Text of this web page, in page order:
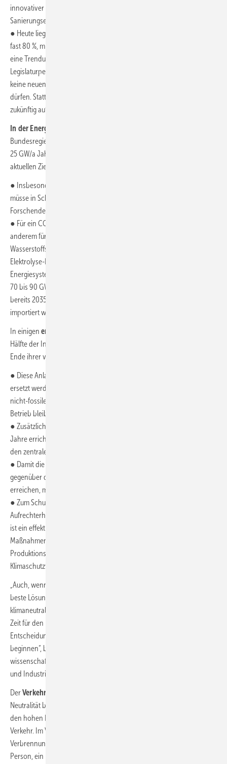
innovativer Verfahren, wie industrieller Vorfertigung von
Sanierungselementen, reicht.
● Heute liegt der Anteil an installierten fossilen Heizungen noch bei
fast 80 %, mit der Zielsetzung CO
eine Trendumkehr erfolgen. Spätestens in der nächsten
Legislaturperiode müsste die Entscheidung getroffen werden, dass
keine neuen fossil befeuerten Heizungen mehr installiert werden
dürfen. Stattdessen sollte der Fokus bei neu eingebauten Heizungen
zukünftig auf Wärmepumpen liegen.
In der Energiewirtschaft
Bundesregierung von Wind- und Solarenergie insgesamt mindestens
25 GW/a Jahr betragen – mehr als eine Verdopplung gegenüber den
aktuellen Zielen der Regierung.
● Insbesondere der Ausbau der Windenergie an Land (Onshore)
müsse in Schwung gebracht werden ­– hier sind nach Ansicht der
Forschenden mindestens 7 oder besser 10 GW/a erforderlich.
● Für ein CO
anderem für die Stahlerzeugung – unerlässlich. Bisher sieht die
Wasserstoffstrategie der Bundesregierung frühestens 2035 eine
Elektrolyse-Leistung von lediglich 10 GW vor. Für ein klimaneutrales
Energiesystem bis 2035 müssten bis dahin allerdings voraussichtlich
70 bis 90 GW an installierter Kapazität erreicht werden, sofern nicht
bereits 2035 klimaneutrale Energieträger in sehr großem Umfang
importiert werden können.
In einigen energieintensiven Industriebranchen
Hälfte der Industrieanlagen in den kommenden zehn Jahren das
Ende ihrer vorgesehenen Lebensdauer.
● Diese Anlagen müssen durch klimaverträgliche neue Prozesse
ersetzt werden, zudem müssen bestehende Anlagen bis 2035 auf
nicht-fossile Technologien umgestellt werden, sofern sie weiter in
Betrieb bleiben sollen.
● Zusätzlich muss ein Wasserstoff-Pipelinenetz innerhalb weniger
Jahre errichtet werden, da Wasserstoff für viele Industriebereiche
den zentralen Schlüssel für die Umstellung darstellt.
● Damit die klimaneutralen Schlüsseltechnologien einen Preisvorteil
gegenüber den konventionellen CO
erreichen, muss der CO
● Zum Schutz gegen die Verlagerung von CO
Aufrechterhaltung der Wettbewerbsfähigkeit der deutschen Industrie
ist ein effektiver „Carbon-Leakage-Schutz“ notwendig, also
Maßnahmen, die vermeiden, dass CO
Produktionsverfahren in Länder mit weniger strengen
Klimaschutzvorgaben verlagert werden.
„Auch, wenn möglicherweise noch Unsicherheiten über die langfristig
beste Lösung bestehen, muss der Aufbau der Infrastruktur für eine
klimaneutrale Industrie schon heute beginnen. Andernfalls reicht die
Zeit für den Umbau gegebenenfalls nicht aus. Daher müssen jetzt
Entscheidungen getroffen werden und die Umsetzung sehr schnell
beginnen“, betont Dr. Georg Kobiela, ebenfalls Mitautor der Studie und
wissenschaftlicher Mitarbeiter in der Abteilung Zukünftige Energie-
und Industriesysteme am Wuppertal Institut.
DerVerkehr
Neutralität bis 2035 erheblich verringert werden. Verantwortlich für
den hohen Energiebedarf sind maßgeblich der Pkw- und der Lkw-
Verkehr. Im Vergleich zur Bahn benötigt ein Auto mit
Verbrennungsmotor das 4,8-fache an Energie pro Kilometer und
Person, ein Lkw das 5,6-fache pro Tonne und Kilometer gegenüber